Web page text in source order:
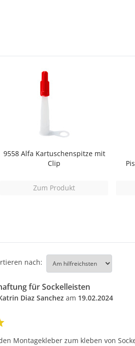
9558 Alfa Kartuschenspitze mit
Clip
Zum Produkt
nach:
für Sockelleisten
Diaz Sanchez am 19.02.2024
Montagekleber zum kleben von